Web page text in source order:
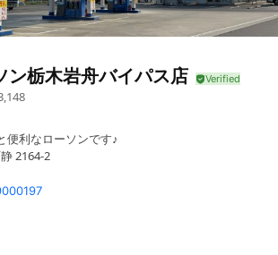
ン栃木岩舟バイパス店
便利なローソンです♪
2164-2